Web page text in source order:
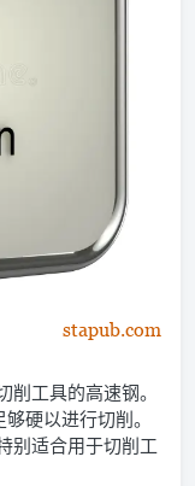
工具的高速钢。
硬以进行切削。
别适合用于切削工